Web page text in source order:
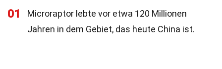
01
Microraptor lebte vor etwa 120 Millionen
Jahren in dem Gebiet, das heute China ist.